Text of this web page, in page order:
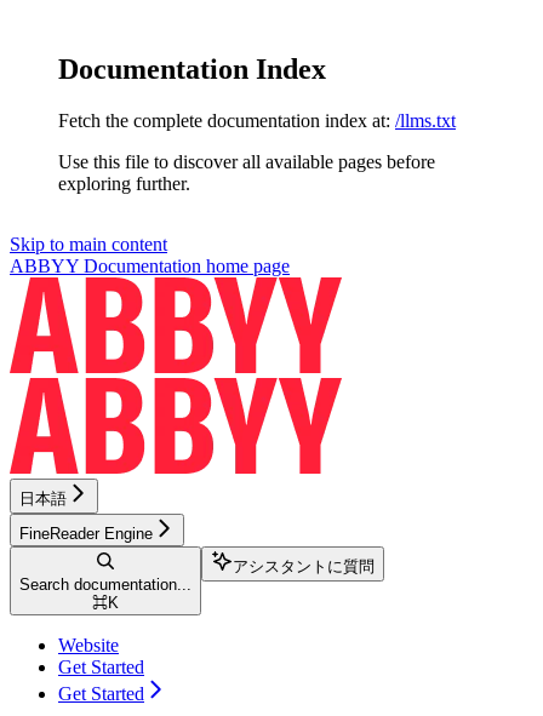
Documentation Index
Fetch the complete documentation index at: /llms.txt
Use this file to discover all available pages before
exploring further.
Skip to main content
ABBYY Documentation home page
日本語
FineReader Engine
Search documentation...
⌘K
アシスタントに質問
Website
Get Started
Get Started